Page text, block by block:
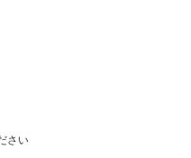
さい